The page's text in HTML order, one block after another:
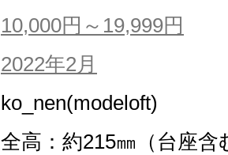
10,000円～19,999円
2022年2月
ko_nen(modeloft)
全高：約215㎜（台座含